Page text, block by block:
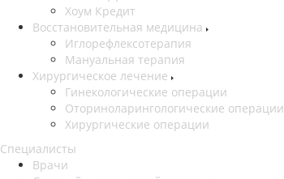
Хоум Кредит
Восстановительная медицина
Иглорефлексотерапия
Мануальная терапия
Хирургическое лечение
Гинекологические операции
Оториноларингологические операции
Хирургические операции
Специалисты
Врачи